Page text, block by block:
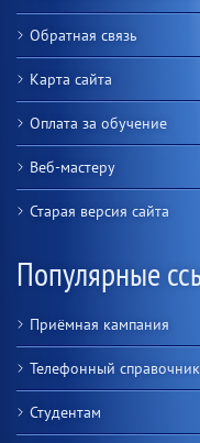
Обратная связь
Карта сайта
Оплата за обучение
Веб-мастеру
Старая версия сайта
Популярные
Приёмная кампания
Телефонный справочник
Студентам